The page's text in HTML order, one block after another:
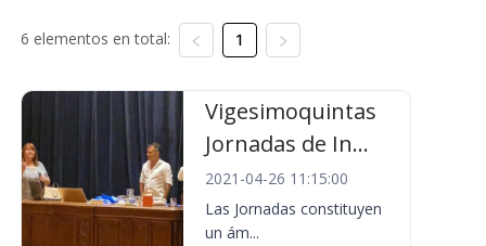
6 elementos en total: 1
Vigesimoquintas
Jornadas de In...
2021-04-26 11:15:00
Las Jornadas constituyen
un ám...